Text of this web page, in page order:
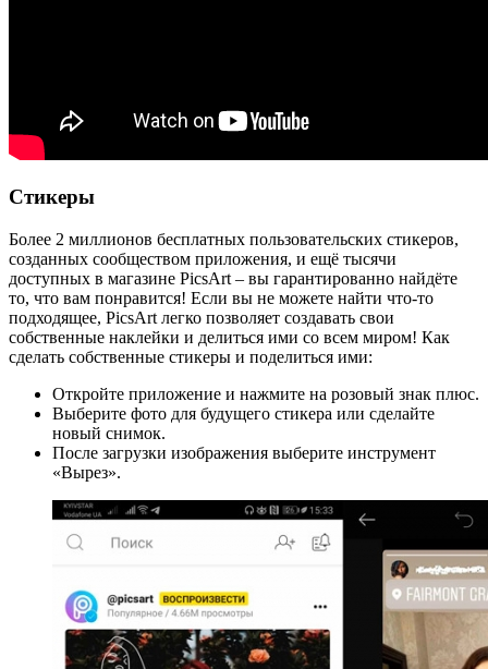
Стикеры
Более 2 миллионов бесплатных пользовательских стикеров,
созданных сообществом приложения, и ещё тысячи
доступных в магазине PicsArt – вы гарантированно найдёте
то, что вам понравится! Если вы не можете найти что-то
подходящее, PicsArt легко позволяет создавать свои
собственные наклейки и делиться ими со всем миром! Как
сделать собственные стикеры и поделиться ими:
Откройте приложение и нажмите на розовый знак плюс.
Выберите фото для будущего стикера или сделайте
новый снимок.
После загрузки изображения выберите инструмент
«Вырез».